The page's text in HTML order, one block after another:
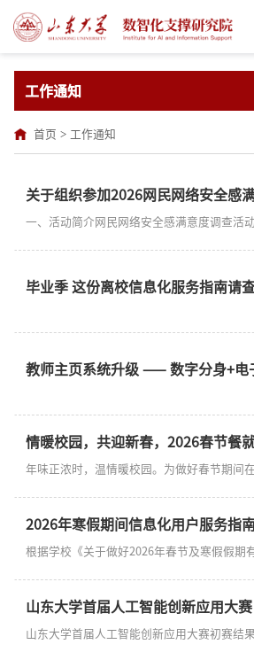
工作通知
首页 > 工作通知
毕业季 这份离校信息化服务指南请
2026年寒假期间信息化用户服务指